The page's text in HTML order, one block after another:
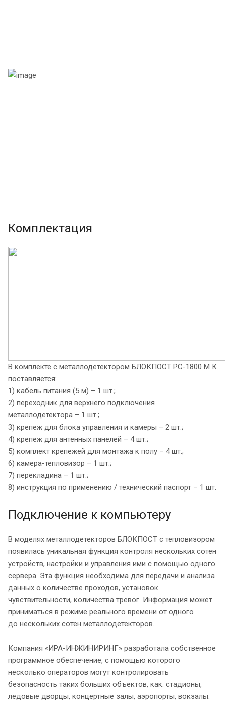
Комплектация
В комплекте с металлодетектором БЛОКПОСТ РС-1800 М К
поставляется:
1) кабель питания (5 м) – 1 шт.;
2) переходник для верхнего подключения
металлодетектора – 1 шт.;
3) крепеж для блока управления и камеры – 2 шт.;
4) крепеж для антенных панелей – 4 шт.;
5) комплект крепежей для монтажа к полу – 4 шт.;
6) камера-тепловизор – 1 шт.;
7) перекладина – 1 шт.;
8) инструкция по применению / технический паспорт – 1 шт.
Подключение к компьютеру
В моделях металлодетекторов БЛОКПОСТ с тепловизором
появилась уникальная функция контроля нескольких сотен
устройств, настройки и управления ими с помощью одного
сервера. Эта функция необходима для передачи и анализа
данных о количестве проходов, установок
чувствительности, количества тревог. Информация может
приниматься в режиме реального времени от одного
до нескольких сотен металлодетекторов.
Компания «ИРА-ИНЖИНИРИНГ» разработала собственное
программное обеспечение, с помощью которого
несколько операторов могут контролировать
безопасность таких больших объектов, как: стадионы,
ледовые дворцы, концертные залы, аэропорты, вокзалы.